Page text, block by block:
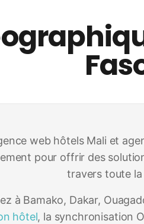
web hôtels Mali et
pour offrir des
travers toute
à Bamako, Dakar,
hôtel, la synchronisation